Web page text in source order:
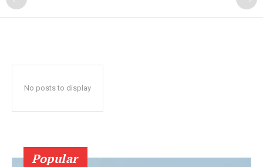
No posts to display
Popular